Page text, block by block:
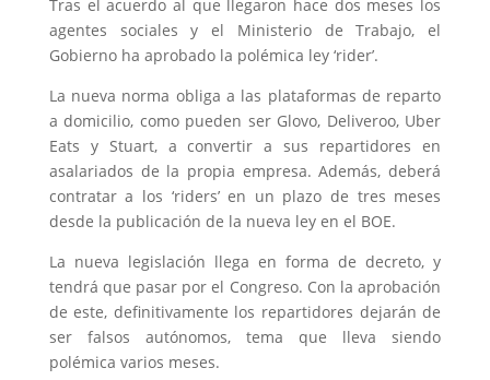
Tras el acuerdo al que llegaron hace dos meses los
agentes sociales y el Ministerio de Trabajo, el
Gobierno ha aprobado la polémica ley ‘rider’.
La nueva norma obliga a las plataformas de reparto
a domicilio, como pueden ser Glovo, Deliveroo, Uber
Eats y Stuart, a convertir a sus repartidores en
asalariados de la propia empresa. Además, deberá
contratar a los ‘riders’ en un plazo de tres meses
desde la publicación de la nueva ley en el BOE.
La nueva legislación llega en forma de decreto, y
tendrá que pasar por el Congreso. Con la aprobación
de este, definitivamente los repartidores dejarán de
ser falsos autónomos, tema que lleva siendo
polémica varios meses.